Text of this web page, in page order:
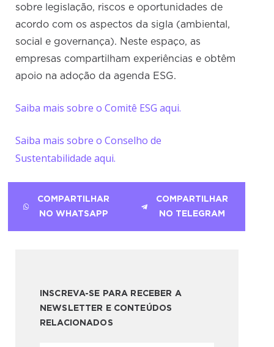
sobre legislação, riscos e oportunidades de
acordo com os aspectos da sigla (ambiental,
social e governança). Neste espaço, as
empresas compartilham experiências e obtêm
apoio na adoção da agenda ESG.
Saiba mais sobre o Comitê ESG aqui.
Saiba mais sobre o Conselho de
Sustentabilidade aqui.
COMPARTILHAR
NO WHATSAPP
COMPARTILHAR
NO TELEGRAM
INSCREVA-SE PARA RECEBER A
NEWSLETTER E CONTEÚDOS
RELACIONADOS